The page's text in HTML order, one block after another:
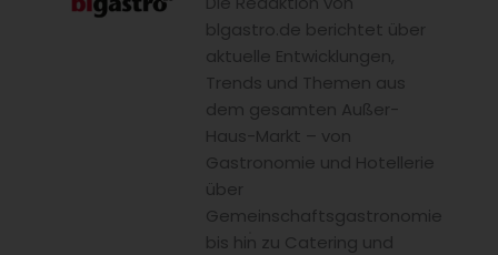
blgastro.de berichtet über
aktuelle Entwicklungen,
Trends und Themen aus
dem gesamten Außer-
Haus-Markt – von
Gastronomie und Hotellerie
über
Gemeinschaftsgastronomie
bis hin zu Catering und